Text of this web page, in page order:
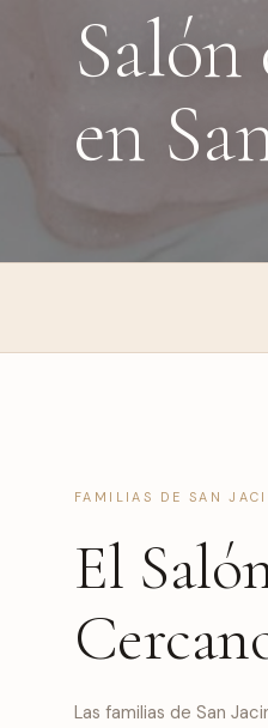
en
FAMILIAS DE SAN
El
Las familias de San